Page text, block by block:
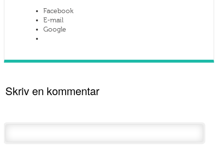
Facebook
E-mail
Google
Skriv en kommentar